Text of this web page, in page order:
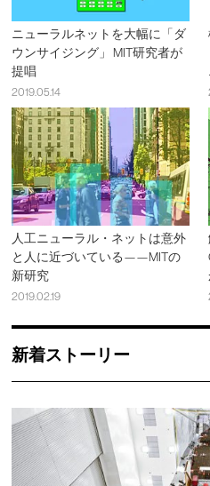
ニューラルネットを大幅に「ダ
ウンサイジング」 MIT研究者が
提唱
2019.05.14
人工ニューラル・ネットは意外
と人に近づいている——MITの
新研究
2019.02.19
新着ストーリー